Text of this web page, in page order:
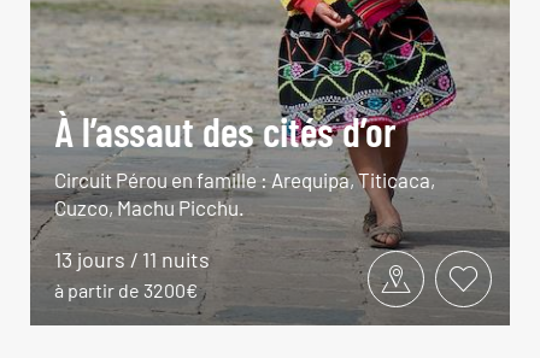
À l’assaut des cités d’or
Circuit Pérou en famille : Arequipa, Titicaca,
Cuzco, Machu Picchu.
13 jours / 11 nuits
à partir de 3200€